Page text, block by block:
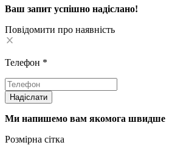
Ваш запит успішно надіслано!
Повідомити про наявність
Телефон *
Надіслати
Ми напишемо вам якомога швидше
Pозмірна сітка